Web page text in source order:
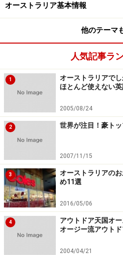
オーストラリア基本情報
他のテーマ
人気記事ラ
1
オーストラリアで
ほとんど使えない
2005/08/24
2 世界が注目！豪ト
2007/11/15
3
オーストラリアの
め11選
2016/05/06
4
アウトドア天国オ
オージー流アウト
2004/04/21